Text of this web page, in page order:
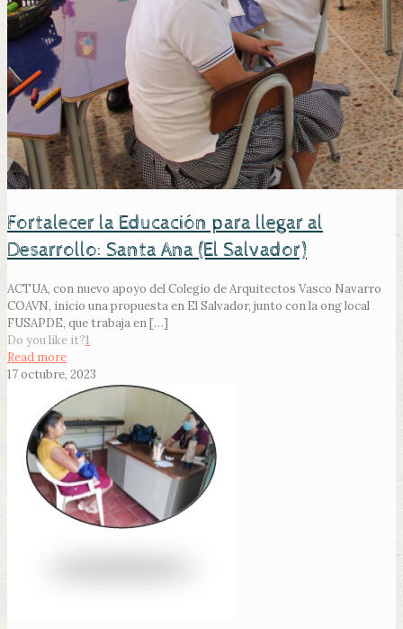
Fortalecer la Educación para llegar al
Desarrollo: Santa Ana (El Salvador)
ACTUA, con nuevo apoyo del Colegio de Arquitectos Vasco Navarro
COAVN, inicio una propuesta en El Salvador, junto con la ong local
FUSAPDE, que trabaja en[…]
Do you like it?1
Read more
17 octubre, 2023